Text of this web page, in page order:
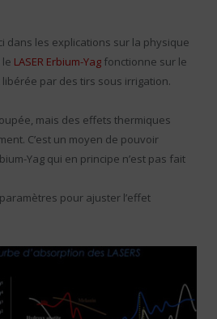
dans les explications sur la physique
le LASER Erbium-Yag fonctionne sur le
libérée par des tirs sous irrigation.
mais des effets thermiques
C’est un moyen de pouvoir
Yag qui en principe n’est pas fait
pour ajuster l’effet